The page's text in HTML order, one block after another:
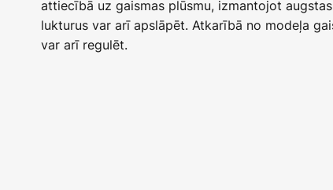
attiecībā uz gaismas plūsmu, izmantojot
lukturus var arī apslāpēt. Atkarībā no modeļa
var arī regulēt.